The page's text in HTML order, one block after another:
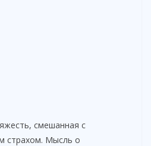
смешанная с
страхом. Мысль о